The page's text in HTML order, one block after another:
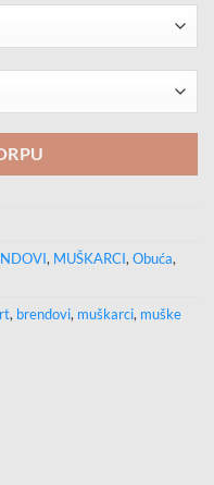
, MUŠKARCI, Obuća,
, brendovi, muškarci, muške